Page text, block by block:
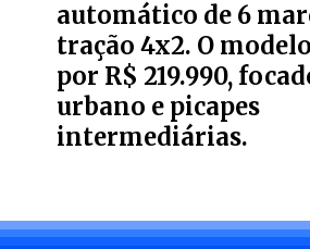
automático de 6
tração 4x2. O
por R$ 219.990,
urbano e picapes
intermediárias.